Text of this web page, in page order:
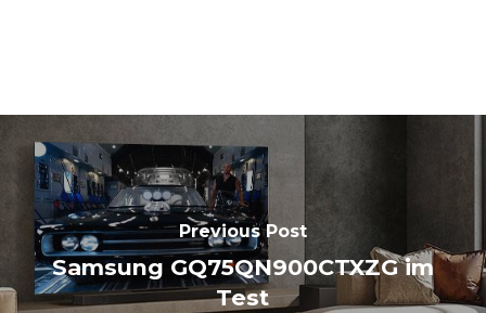
Previous Post
Samsung GQ75QN900CTXZG im
Test